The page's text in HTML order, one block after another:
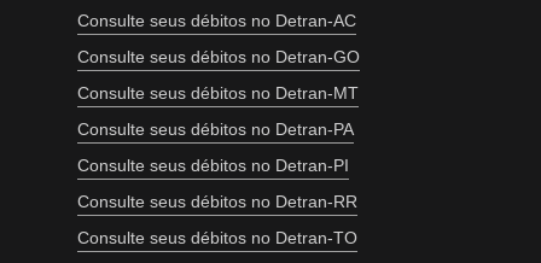
Consulte seus débitos no Detran-AC
Consulte seus débitos no Detran-GO
Consulte seus débitos no Detran-MT
Consulte seus débitos no Detran-PA
Consulte seus débitos no Detran-PI
Consulte seus débitos no Detran-RR
Consulte seus débitos no Detran-TO